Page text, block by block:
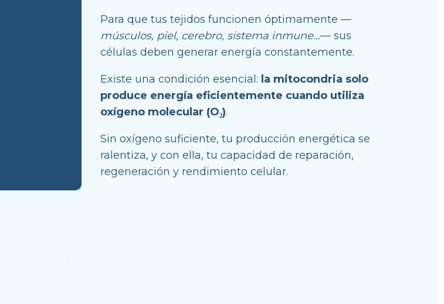
Para que tus tejidos funcionen óptimamente —
músculos, piel, cerebro, sistema inmune…— sus
células deben generar energía constantemente.
Existe una condición esencial: la mitocondria solo
produce energía eficientemente cuando utiliza
oxígeno molecular (O₂).
Sin oxígeno suficiente, tu producción energética se
ralentiza, y con ella, tu capacidad de reparación,
regeneración y rendimiento celular.